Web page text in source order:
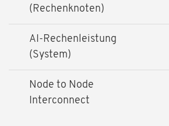
(Rechenknoten)
AI-Rechenleistung
(System)
Node to Node
Interconnect